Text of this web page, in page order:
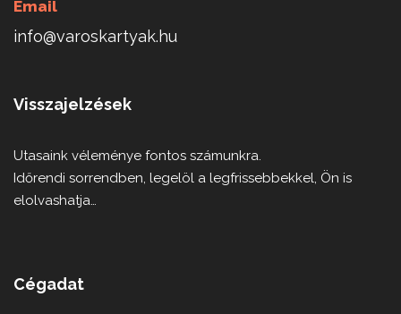
Email
info@varoskartyak.hu
Visszajelzések
Utasaink véleménye fontos számunkra.
Időrendi sorrendben, legelöl a legfrissebbekkel, Ön is
elolvashatja…
Cégadat